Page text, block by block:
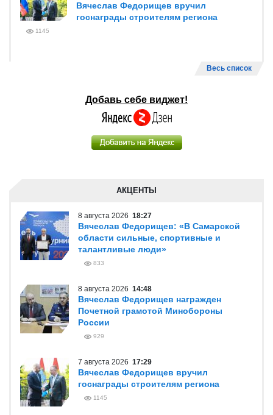
Вячеслав Федорищев вручил
госнаграды строителям региона
1145
Весь список
Добавь себе виджет!
АКЦЕНТЫ
8 августа 2026 18:27
Вячеслав Федорищев: «В Самарской
области сильные, спортивные и
талантливые люди»
833
8 августа 2026 14:48
Вячеслав Федорищев награжден
Почетной грамотой Минобороны
России
929
7 августа 2026 17:29
Вячеслав Федорищев вручил
госнаграды строителям региона
1145